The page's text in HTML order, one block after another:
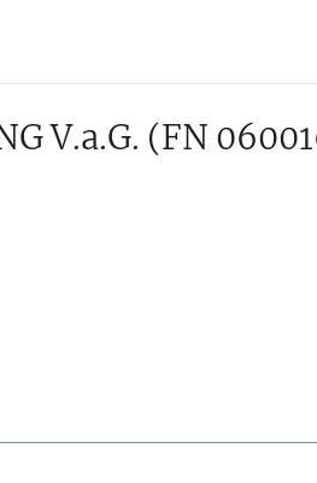
V.a.G. (FN